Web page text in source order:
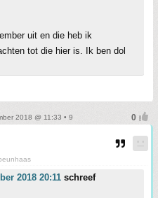
uit en die heb ik
tot die hier is. Ik ben dol
2018 @ 11:33 • 9
2018 20:11 schreef